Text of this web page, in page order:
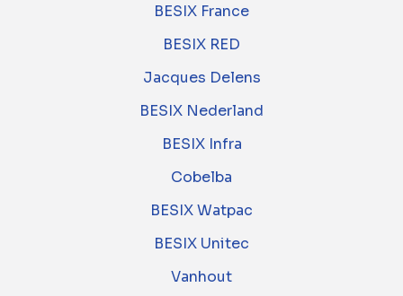
BESIX France
BESIX RED
Jacques Delens
BESIX Nederland
BESIX Infra
Cobelba
BESIX Watpac
BESIX Unitec
Vanhout